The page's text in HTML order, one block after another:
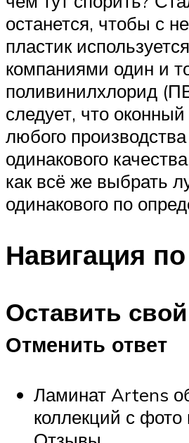
останется, чтобы с
пластик
компаниями один и
поливинилхлорид
следует, что
любого
одинакового
как всё же выбрать
одинакового по
Навигация
Оставить
Отменить ответ
Ламинат Artens
коллекций с